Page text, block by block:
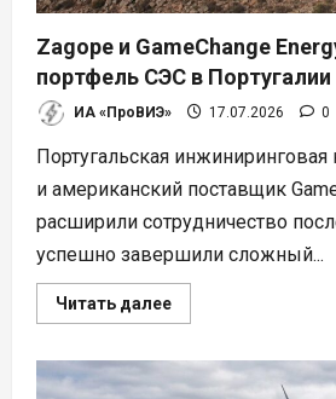
Zagope и GameChange
портфель СЭС в
ИА «ПроВИЭ» 17.07.2026 0
Португальская
и американский поставщик
расширили сотрудничество
успешно завершили сложный...
Читать далееПрочитать
больше
GameChange